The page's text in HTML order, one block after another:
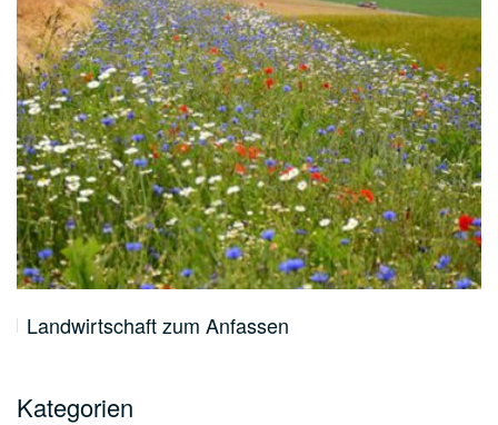
Landwirtschaft zum Anfassen
Kategorien